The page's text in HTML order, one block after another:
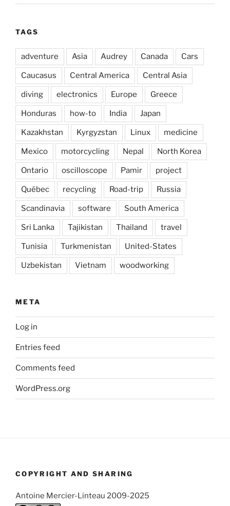
TAGS
adventure Asia Audrey Canada Cars
Caucasus Central America Central Asia
diving electronics Europe Greece
Honduras how-to India Japan
Kazakhstan Kyrgyzstan Linux medicine
Mexico motorcycling Nepal North Korea
Ontario oscilloscope Pamir project
Québec recycling Road-trip Russia
Scandinavia software South America
Sri Lanka Tajikistan Thailand travel
Tunisia Turkmenistan United-States
Uzbekistan Vietnam woodworking
META
Log in
Entries feed
Comments feed
WordPress.org
COPYRIGHT AND SHARING
Antoine Mercier-Linteau 2009-2025